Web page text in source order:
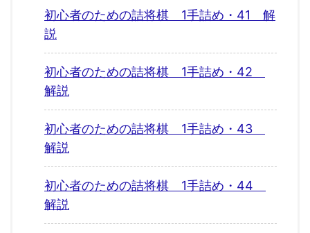
初心者のための詰将棋 1手詰め・41 解
説
初心者のための詰将棋 1手詰め・42
解説
初心者のための詰将棋 1手詰め・43
解説
初心者のための詰将棋 1手詰め・44
解説